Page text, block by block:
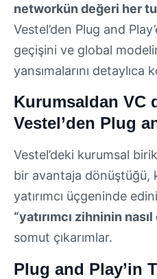
networkün değeri her
Vestel’den Plug and
geçişini ve global
yansımalarını detaylıca
Kurumsaldan VC
Vestel’den Plug
Vestel’deki kurumsal
bir avantaja dönüştüğü,
yatırımcı üçgeninde
“yatırımcı zihninin nasıl
somut çıkarımlar.
Plug and Play’in